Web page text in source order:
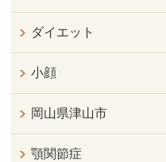
ダイエット
小顔
岡山県津山市
顎関節症